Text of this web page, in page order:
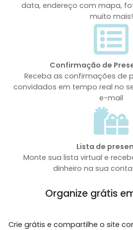
data, endereço com mapa,
muito mais!
Confirmação de
Receba as confirmações de
convidados em tempo real no
e-mail
Lista de
Monte sua lista virtual e
dinheiro na sua
Organize grátis
Crie grátis e compartilhe o site